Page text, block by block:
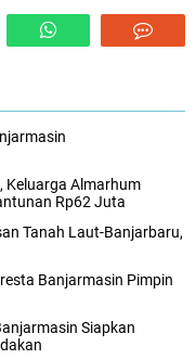
Keluarga Almarhum
Rp62 Juta
Tanah Laut-Banjarbaru,
Banjarmasin Pimpin
Siapkan